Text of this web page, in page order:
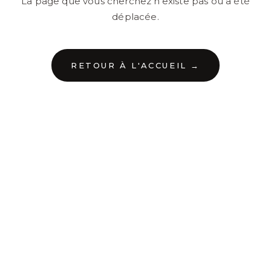
déplacée.
RETOUR À L'ACCUEIL →